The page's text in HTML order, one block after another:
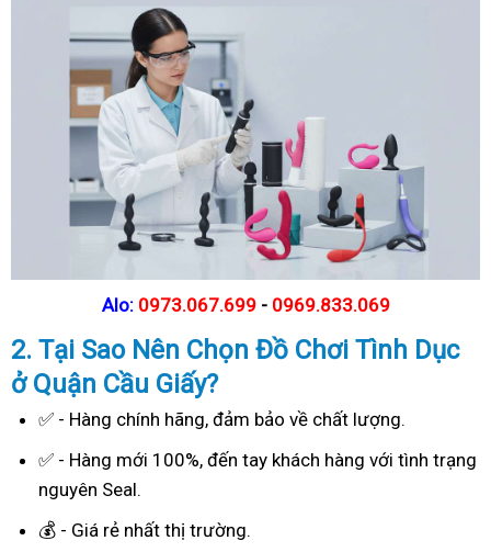
Alo: 0973.067.699 - 0969.833.069
2. Tại SaoNên Chọn Đồ Chơi Tình Dục
ở Quận Cầu Giấy?
✅ - Hàng chính hãng, đảm bảo về chất lượng.
✅ - Hàng mới 100%, đến tay khách hàng với tình trạng
nguyên Seal.
💰 - Giá rẻ nhất thị trường.